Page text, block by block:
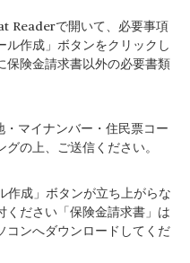
で開いて、必要事項
ル作成」ボタンをクリックし
保険金請求書以外の必要書類
マイナンバー・住民票コー
グの上、ご送信ください。
作成」ボタンが立ち上がらな
ください「保険金請求書」は
コンへダウンロードしてくだ